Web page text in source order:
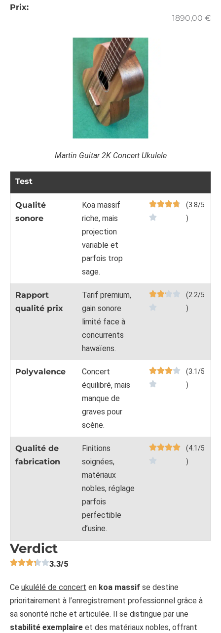
Prix:
1890,00 €
Martin Guitar 2K Concert Ukulele
Test
Qualité
sonore
Koa massif
riche, mais
projection
variable et
parfois trop
sage.
(3.8/5
)
Rapport
qualité prix
Tarif premium,
gain sonore
limité face à
concurrents
hawaïens.
(2.2/5
)
Polyvalence
Concert
équilibré, mais
manque de
graves pour
scène.
(3.1/5
)
Qualité de
fabrication
Finitions
soignées,
matériaux
nobles, réglage
parfois
perfectible
d’usine.
(4.1/5
)
Verdict
3.3/5
Ce ukulélé de concert en koa massif se destine
prioritairement à l’enregistrement professionnel grâce à
sa sonorité riche et articulée. Il se distingue par une
stabilité exemplaire et des matériaux nobles, offrant